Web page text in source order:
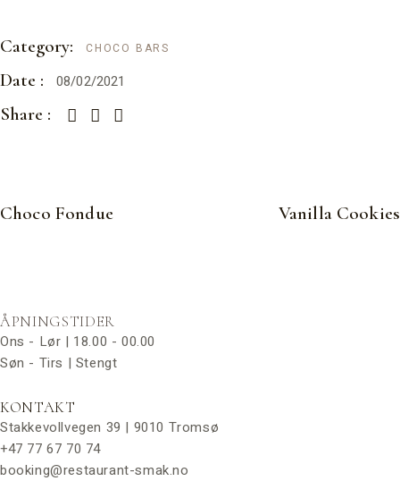
Category: CHOCO BARS
Date : 08/02/2021
Share :
Choco Fondue Vanilla Cookies
ÅPNINGSTIDER
Ons - Lør | 18.00 - 00.00
Søn - Tirs | Stengt
KONTAKT
Stakkevollvegen 39 | 9010 Tromsø
+47 77 67 70 74
booking@restaurant-smak.no